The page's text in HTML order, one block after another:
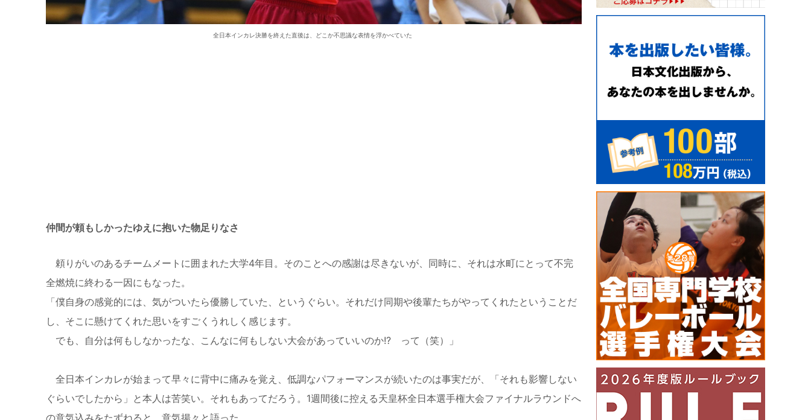
全日本インカレ決勝を終えた直後は、どこか不思議な表情を浮かべていた
仲間が頼もしかったゆえに抱いた物足りなさ
頼りがいのあるチームメートに囲まれた大学4年目。そのことへの感謝は尽きないが、同時に、それは水町にとって不完
全燃焼に終わる一因にもなった。
「僕自身の感覚的には、気がついたら優勝していた、というぐらい。それだけ同期や後輩たちがやってくれたということだ
し、そこに懸けてくれた思いをすごくうれしく感じます。
でも、自分は何もしなかったな、こんなに何もしない大会があっていいのか!? って（笑）」
全日本インカレが始まって早々に背中に痛みを覚え、低調なパフォーマンスが続いたのは事実だが、「それも影響しない
ぐらいでしたから」と本人は苦笑い。それもあってだろう。 1週間後に控える天皇杯全日本選手権大会ファイナルラウンドへ
の意気込みをたずねると、意気揚々と語った。